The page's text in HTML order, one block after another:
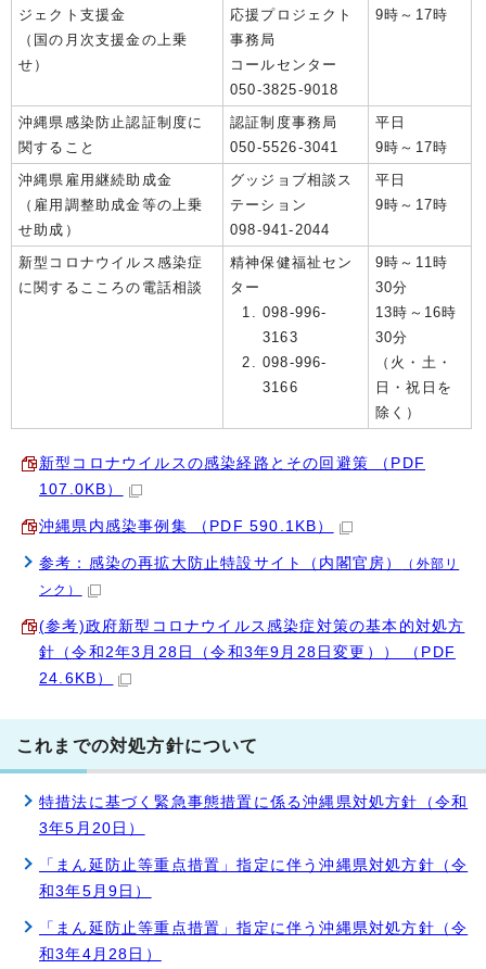
ジェクト支援金
（国の月次支援金の上乗
せ）
応援プロジェクト
事務局
コールセンター
050-3825-9018
9時～17時
沖縄県感染防止認証制度に
関すること
認証制度事務局
050-5526-3041
平日
9時～17時
沖縄県雇用継続助成金
（雇用調整助成金等の上乗
せ助成）
グッジョブ相談ス
テーション
098-941-2044
平日
9時～17時
新型コロナウイルス感染症
に関するこころの電話相談
精神保健福祉セン
ター
098-996-
3163
098-996-
3166
9時～11時
30分
13時～16時
30分
（火・土・
日・祝日を
除く）
新型コロナウイルスの感染経路とその回避策 （PDF
107.0KB）
沖縄県内感染事例集 （PDF 590.1KB）
参考：感染の再拡大防止特設サイト（内閣官房）
（外部リ
ンク）
(参考)政府新型コロナウイルス感染症対策の基本的対処方
針（令和2年3月28日（令和3年9月28日変更）） （PDF
24.6KB）
これまでの対処方針について
特措法に基づく緊急事態措置に係る沖縄県対処方針（令和
3年5月20日）
「まん延防止等重点措置」指定に伴う沖縄県対処方針（令
和3年5月9日）
「まん延防止等重点措置」指定に伴う沖縄県対処方針（令
和3年4月28日）